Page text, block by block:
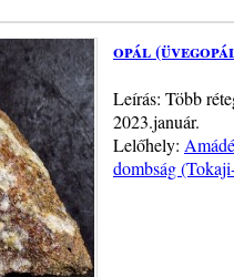
opál
Leírás: Több
2023.január.
Lelőhely:
dombság